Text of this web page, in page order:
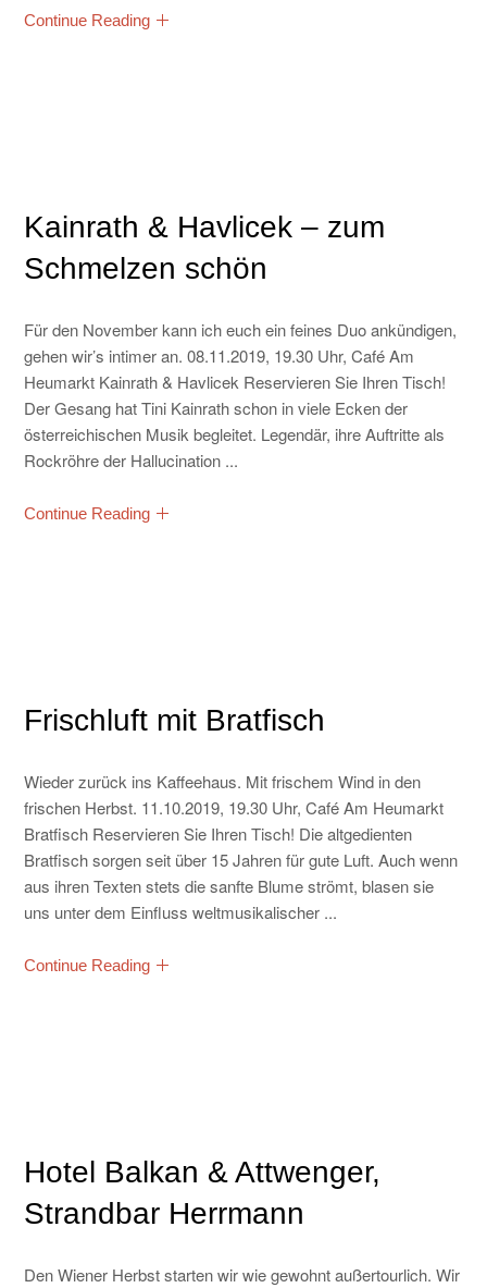
Continue Reading
Kainrath & Havlicek – zum
Schmelzen schön
Für den November kann ich euch ein feines Duo ankündigen,
gehen wir’s intimer an. 08.11.2019, 19.30 Uhr, Café Am
Heumarkt Kainrath & Havlicek Reservieren Sie Ihren Tisch!
Der Gesang hat Tini Kainrath schon in viele Ecken der
österreichischen Musik begleitet. Legendär, ihre Auftritte als
Rockröhre der Hallucination ...
Continue Reading
Frischluft mit Bratfisch
Wieder zurück ins Kaffeehaus. Mit frischem Wind in den
frischen Herbst. 11.10.2019, 19.30 Uhr, Café Am Heumarkt
Bratfisch Reservieren Sie Ihren Tisch! Die altgedienten
Bratfisch sorgen seit über 15 Jahren für gute Luft. Auch wenn
aus ihren Texten stets die sanfte Blume strömt, blasen sie
uns unter dem Einfluss weltmusikalischer ...
Continue Reading
Hotel Balkan & Attwenger,
Strandbar Herrmann
Den Wiener Herbst starten wir wie gewohnt außertourlich. Wir